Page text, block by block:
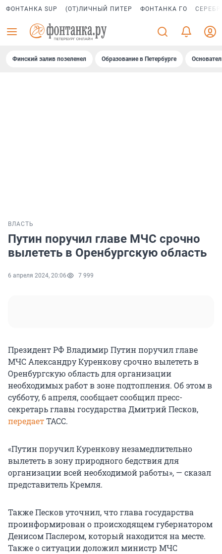
ФОНТАНКА SUP (ОТ)ЛИЧНЫЙ ПИТЕР ФОНТАНКА ГО
Финский залив позеленел Образование в Петербурге
ВЛАСТЬ
Путин поручил главе МЧС срочно
вылететь в Оренбургскую область
6 апреля 2024, 20:06 7 999
Президент РФ Владимир Путин поручил главе
МЧС Александру Куренкову срочно вылететь в
Оренбургскую область для организации
необходимых работ в зоне подтопления. Об этом в
субботу, 6 апреля, сообщает сообщил пресс-
секретарь главы государства Дмитрий Песков,
передаетТАСС.
«Путин поручил Куренкову незамедлительно
вылететь в зону природного бедствия для
организации всей необходимой работы», — сказал
представитель Кремля.
Также Песков уточнил, что глава государства
проинформирован о происходящем губернатором
Денисом Паслером, который находится на месте.
Также о ситуации доложил министр МЧС